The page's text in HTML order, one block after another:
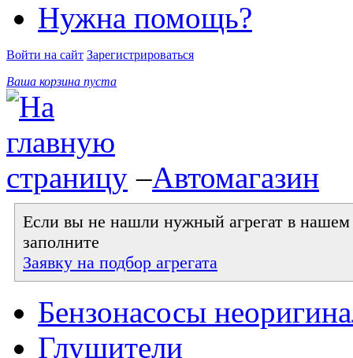
Нужна помощь?
Войти на сайт Зарегистрироваться
Ваша корзина пуста
–Автомагазин
Если вы не нашли нужный агрегат в нашем
заполните
Заявку на подбор агрегата
Бензонасосы
Глушители